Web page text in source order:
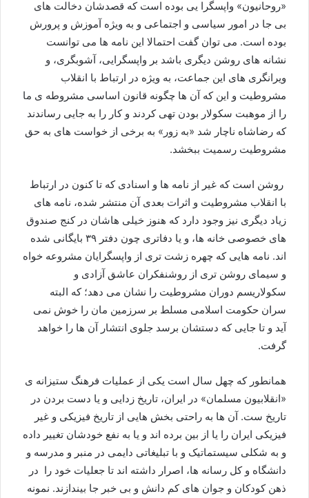
«روحانیون» واپسگرا یی بوده است که قصدشان دخالت های
بی جا در امور سیاسی و اجتماعی و به ويژه آموزش و پرورش
بوده است. می توان گفت احتمالا این نامه ها می توانست
نشانه های روشن دیگری باشد بر واپسگرایی، آشوبگری، و
ویرانگری های این جماعت، به ويژه در ارتباط با انقلاب
مشروطیت و این که آن ها چگونه قانون اساسی مشروطه ی ما
را از موهبت سکولار بودن تهی کردند و کار را به جایی رساندند
که رضاشاه ناچار شد «به زور» به برخی از خواست های به حق
مشروطیت رسمیت ببخشد.
روشن است که غیر از نامه ها و اسنادی که تا کنون در ارتباط
با انقلاب مشروطیت و اثرات بعدی آن منتشر شده، نامه های
زیاد دیگری نیز وجود دارد که هنوز خیلی هاشان در کنج صندوق
های خصوصی خانه ها، و یا دفاتری چون دفتر ۳۹ بایگانی شده
اند. نامه هایی که چهره زشت تری از واپسگرایان مشروعه خواه
و سیمای روشن تری از روشنفکران عاشق آزادی و
سکولاریسم دوران مشروطیت را نشان می دهد؛ که البته
سران حکومت اسلامی مسلط بر سرزمین مان را خوش نمی
آید و تا جایی که دستشان برسد جلوی انتشار آن ها را خواهد
گرفت.
همانطور که چهل سال است یکی از عملیات فرهنگ ستیزانه ی
«انقلابیون مسلمان» در ایران، تاریخ زدایی و یا دست بردن در
تاریخ ست. آن ها به راحتی بخش هایی از تاریخ فیزیکی و غیر
فیزیکی ایران را یا از بین برده اند و یا به نفع خودشان تغییر داده
و به شکلی سیستماتیک و با تبلیغاتی دایمی در منبر و مدرسه و
دانشگاه و کل رسانه ها، اصرار داشته اند تا جعلیات خود را در
ذهن کودکان و جوان های کم دانش و بی خبر جا بیندازند. نمونه